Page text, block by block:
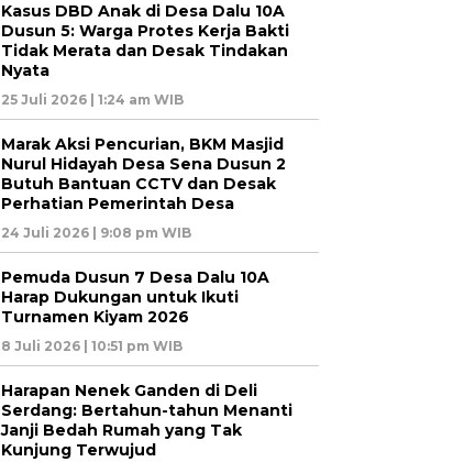
Kasus DBD Anak di Desa Dalu 10A
Dusun 5: Warga Protes Kerja Bakti
Tidak Merata dan Desak Tindakan
Nyata
25 Juli 2026 | 1:24 am WIB
Marak Aksi Pencurian, BKM Masjid
Nurul Hidayah Desa Sena Dusun 2
Butuh Bantuan CCTV dan Desak
Perhatian Pemerintah Desa
24 Juli 2026 | 9:08 pm WIB
Pemuda Dusun 7 Desa Dalu 10A
Harap Dukungan untuk Ikuti
Turnamen Kiyam 2026
8 Juli 2026 | 10:51 pm WIB
Harapan Nenek Ganden di Deli
Serdang: Bertahun-tahun Menanti
Janji Bedah Rumah yang Tak
Kunjung Terwujud